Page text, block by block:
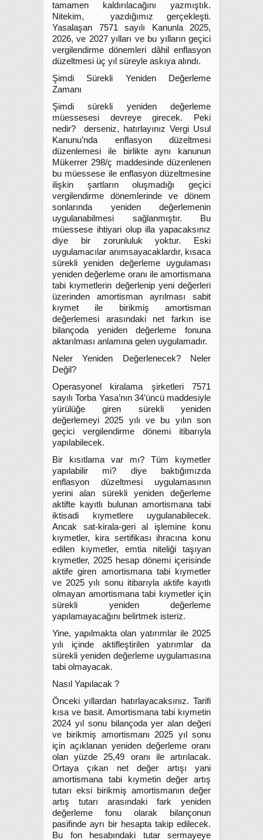
tamamen kaldırılacağını yazmıştık.
Nitekim, yazdığımız gerçekleşti.
Yasalaşan 7571 sayılı Kanunla 2025,
2026, ve 2027 yılları ve bu yılların geçici
vergilendirme dönemleri dâhil enflasyon
düzeltmesi üç yıl süreyle askıya alındı.
Şimdi Sürekli Yeniden Değerleme
Zamanı
Şimdi sürekli yeniden değerleme
müessesesi devreye girecek. Peki
nedir? derseniz, hatırlayınız Vergi Usul
Kanunu’nda enflasyon düzeltmesi
düzenlemesi ile birlikte aynı kanunun
Mükerrer 298/ç maddesinde düzenlenen
bu müessese ile enflasyon düzeltmesine
ilişkin şartların oluşmadığı geçici
vergilendirme dönemlerinde ve dönem
sonlarında yeniden değerlemenin
uygulanabilmesi sağlanmıştır. Bu
müessese ihtiyari olup illa yapacaksınız
diye bir zorunluluk yoktur. Eski
uygulamacılar anımsayacaklardır, kısaca
sürekli yeniden değerleme uygulaması
yeniden değerleme oranı ile amortismana
tabi kıymetlerin değerlenip yeni değerleri
üzerinden amortisman ayrılması sabit
kıymet ile birikmiş amortisman
değerlemesi arasındaki net farkın ise
bilançoda yeniden değerleme fonuna
aktarılması anlamına gelen uygulamadır.
Neler Yeniden Değerlenecek? Neler
Değil?
Operasyonel kiralama şirketleri 7571
sayılı Torba Yasa’nın 34’üncü maddesiyle
yürülüğe giren sürekli yeniden
değerlemeyi 2025 yılı ve bu yılın son
geçici vergilendirme dönemi itibarıyla
yapılabilecek.
Bir kısıtlama var mı? Tüm kıymetler
yapılabilir mi? diye baktığımızda
enflasyon düzeltmesi uygulamasının
yerini alan sürekli yeniden değerleme
aktifte kayıtlı bulunan amortismana tabi
iktisadi kıymetlere uygulanabilecek.
Ancak sat-kirala-geri al işlemine konu
kıymetler, kira sertifikası ihracına konu
edilen kıymetler, emtia niteliği taşıyan
kıymetler, 2025 hesap dönemi içerisinde
aktife giren amortismana tabi kıymetler
ve 2025 yılı sonu itibarıyla aktife kayıtlı
olmayan amortismana tabi kıymetler için
sürekli yeniden değerleme
yapılamayacağını belirtmek isteriz.
Yine, yapılmakta olan yatırımlar ile 2025
yılı içinde aktifleştirilen yatırımlar da
sürekli yeniden değerleme uygulamasına
tabi olmayacak.
Nasıl Yapılacak ?
Önceki yıllardan hatırlayacaksınız. Tarifi
kısa ve basit. Amortismana tabi kıymetin
2024 yıl sonu bilançoda yer alan değeri
ve birikmiş amortismanı 2025 yıl sonu
için açıklanan yeniden değerleme oranı
olan yüzde 25,49 oranı ile artırılacak.
Ortaya çıkan net değer artışı yani
amortismana tabi kıymetin değer artış
tutarı eksi birikmiş amortismanın değer
artış tutarı arasındaki fark yeniden
değerleme fonu olarak bilançonun
pasifinde ayrı bir hesapta takip edilecek.
Bu fon hesabındaki tutar sermayeye